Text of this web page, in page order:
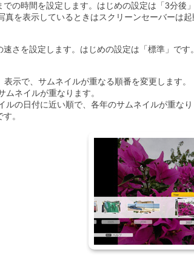
の時間を設定します。はじめの設定は「3分後」
真を表示しているときはスクリーンセーバーは起
さを設定します。はじめの設定は「標準」です。
表示で、サムネイルが重なる順番を変更します。
ムネイルが重なります。
ルの日付に近い順で、各年のサムネイルが重なり
。